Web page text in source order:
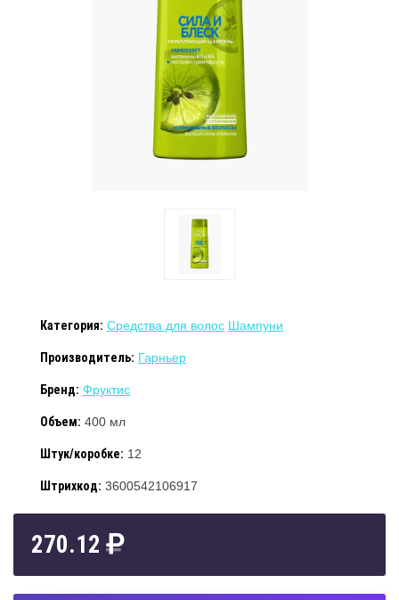
Категория: Средства для волос Шампуни
Производитель: Гарньер
Бренд: Фруктис
Объем: 400 мл
Штук/коробке: 12
Штрихкод: 3600542106917
270.12